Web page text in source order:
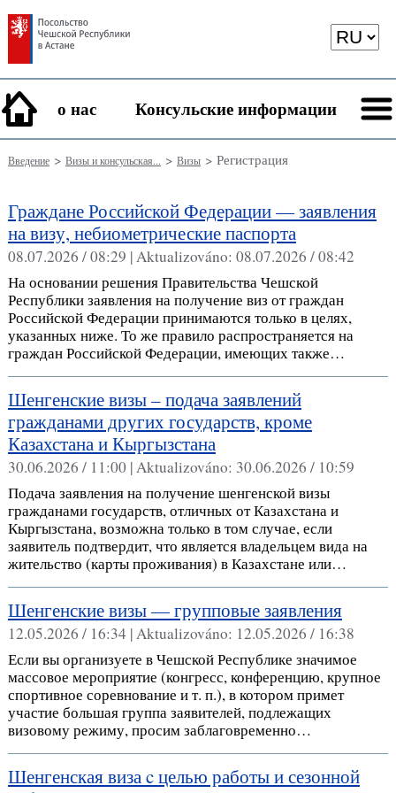
о нас Консульские информации
Введение> Визы и консульская... > Визы> Регистрация
Граждане Российской Федерации — заявления
на визу, небиометрические паспорта
08.07.2026 / 08:29 |Aktualizováno: 08.07.2026 / 08:42
На основании решения Правительства Чешской
Республики заявления на получение виз от граждан
Российской Федерации принимаются только в целях,
указанных ниже. То же правило распространяется на
граждан Российской Федерации, имеющих также…
Шенгенские визы – подача заявлений
гражданами других государств, кроме
Казахстана и Кыргызстана
30.06.2026 / 11:00 |Aktualizováno: 30.06.2026 / 10:59
Подача заявления на получение шенгенской визы
гражданами государств, отличных от Казахстана и
Кыргызстана, возможна только в том случае, если
заявитель подтвердит, что является владельцем вида на
жительство (карты проживания) в Казахстане или…
Шенгенские визы — групповые заявления
12.05.2026 / 16:34 |Aktualizováno: 12.05.2026 / 16:38
Если вы организуете в Чешской Республике значимое
массовое мероприятие (конгресс, конференцию, крупное
спортивное соревнование и т. п.), в котором примет
участие большая группа заявителей, подлежащих
визовому режиму, просим заблаговременно…
Шенгенская виза c целью работы и сезонной